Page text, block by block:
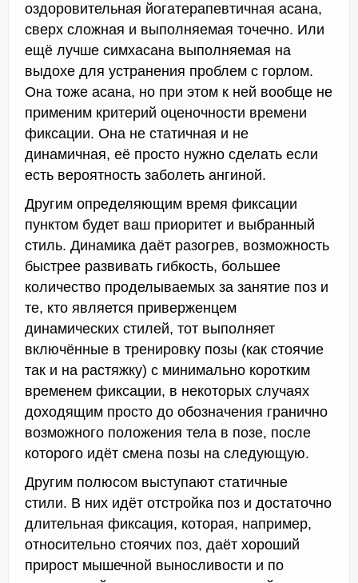
оздоровительная йогатерапевтичная асана,
сверх сложная и выполняемая точечно. Или
ещё лучше симхасана выполняемая на
выдохе для устранения проблем с горлом.
Она тоже асана, но при этом к ней вообще не
применим критерий оценочности времени
фиксации. Она не статичная и не
динамичная, её просто нужно сделать если
есть вероятность заболеть ангиной.
Другим определяющим время фиксации
пунктом будет ваш приоритет и выбранный
стиль. Динамика даёт разогрев, возможность
быстрее развивать гибкость, большее
количество проделываемых за занятие поз и
те, кто является приверженцем
динамических стилей, тот выполняет
включённые в тренировку позы (как стоячие
так и на растяжку) с минимально коротким
временем фиксации, в некоторых случаях
доходящим просто до обозначения гранично
возможного положения тела в позе, после
которого идёт смена позы на следующую.
Другим полюсом выступают статичные
стили. В них идёт отстройка поз и достаточно
длительная фиксация, которая, например,
относительно стоячих поз, даёт хороший
прирост мышечной выносливости и по